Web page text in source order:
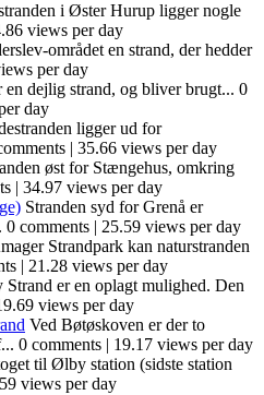
i Øster Hurup ligger nogle
views per day
området en strand, der hedder
per day
en dejlig strand, og bliver brugt... 0
day
ligger ud for
| 35.66 views per day
øst for Stængehus, omkring
| 34.97 views per day
Stranden syd for Grenå er
0 comments | 25.59 views per day
Strandpark kan naturstranden
| 21.28 views per day
Strand er en oplagt mulighed. Den
views per day
Ved Bøtøskoven er der to
0 comments | 19.17 views per day
til Ølby station (sidste station
views per day